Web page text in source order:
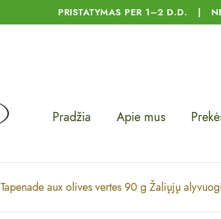
PRISTATYMAS PER 1–2 D.D. |
Pradžia Apie mus
Tapenade aux olives vertes 90 g Žaliųjų